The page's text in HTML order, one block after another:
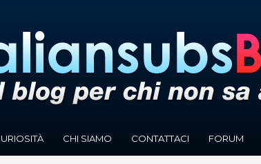
CHI SIAMO CONTATTACI FORUM